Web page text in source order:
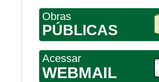
Obras
PÚBLICAS
Acessar
WEBMAIL